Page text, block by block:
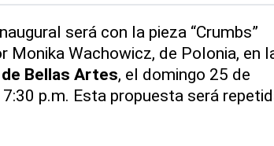
será con la pieza “Crumbs”
Monika Wachowicz, de Polonia, en
Bellas Artes, el domingo 25 de
p.m. Esta propuesta será